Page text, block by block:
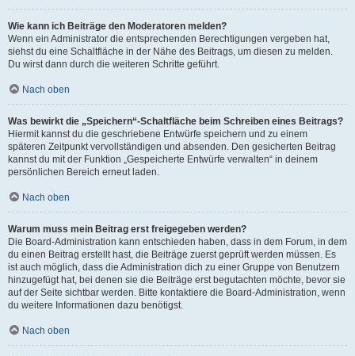
Wie kann ich Beiträge den Moderatoren melden?
Wenn ein Administrator die entsprechenden Berechtigungen vergeben hat,
siehst du eine Schaltfläche in der Nähe des Beitrags, um diesen zu melden.
Du wirst dann durch die weiteren Schritte geführt.
Nach oben
Was bewirkt die „Speichern“-Schaltfläche beim Schreiben eines Beitrags?
Hiermit kannst du die geschriebene Entwürfe speichern und zu einem
späteren Zeitpunkt vervollständigen und absenden. Den gesicherten Beitrag
kannst du mit der Funktion „Gespeicherte Entwürfe verwalten“ in deinem
persönlichen Bereich erneut laden.
Nach oben
Warum muss mein Beitrag erst freigegeben werden?
Die Board-Administration kann entschieden haben, dass in dem Forum, in dem
du einen Beitrag erstellt hast, die Beiträge zuerst geprüft werden müssen. Es
ist auch möglich, dass die Administration dich zu einer Gruppe von Benutzern
hinzugefügt hat, bei denen sie die Beiträge erst begutachten möchte, bevor sie
auf der Seite sichtbar werden. Bitte kontaktiere die Board-Administration, wenn
du weitere Informationen dazu benötigst.
Nach oben